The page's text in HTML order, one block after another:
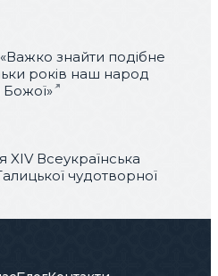
знайти подібне
років наш народ
Божої»
XIV Всеукраїнська
чудотворної